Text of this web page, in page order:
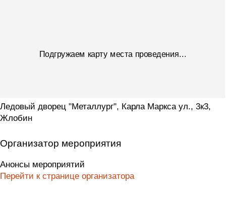
Подгружаем карту места проведения...
Ледовый дворец "Металлург", Карла Маркса ул., 3к3,
Жлобин
Организатор мероприятия
Анонсы мероприятий
Перейти к странице организатора